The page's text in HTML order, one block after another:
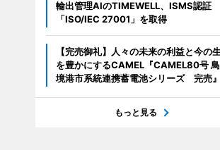
輸出管理AIのTIMEWELL、ISMS認証
「ISO/IEC 27001」を取得
【完売御礼】人々の未来の利益と今の
を豊かにするCAMEL『CAMEL80号
境港市系統連携蓄電池シリーズ 完売』
もっと見る